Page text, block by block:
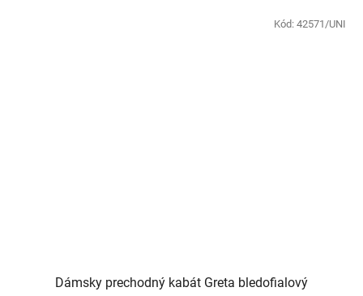
Dámsky prechodný kabát Greta bledofialový
Kód: 42571/UNI